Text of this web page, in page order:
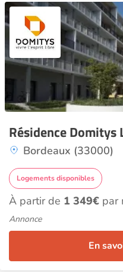
Résidence Domitys
Bordeaux (33000)
Logements disponibles
À partir de 1 349€ par
Annonce
En